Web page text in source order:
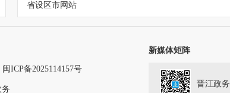
省设区市网站
闽ICP备2025114157号
新媒体矩阵
晋江政务